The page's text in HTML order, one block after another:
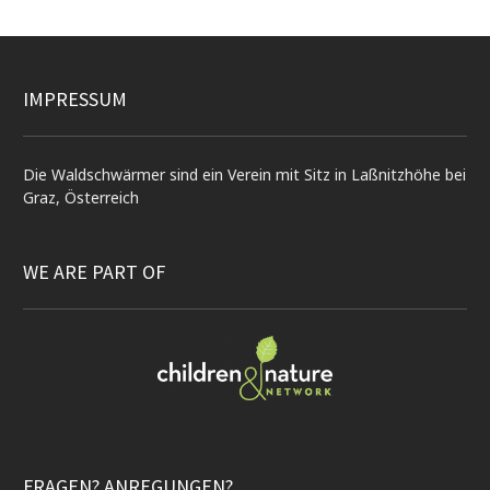
IMPRESSUM
Die Waldschwärmer sind ein Verein mit Sitz in Laßnitzhöhe bei
Graz, Österreich
WE ARE PART OF